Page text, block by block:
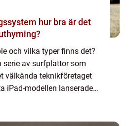
hur bra är det
och vilka typer finns det?
serie av surfplattor som
välkända teknikföretaget
iPad-modellen lanserades